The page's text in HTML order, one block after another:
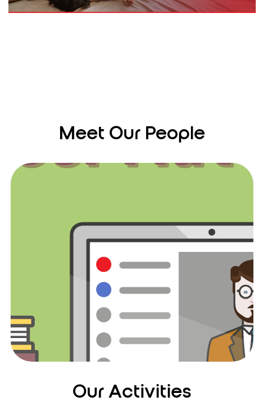
Meet Our People
Our Activities